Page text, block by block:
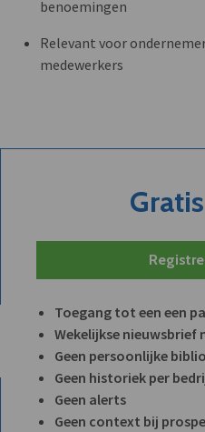
benoemingen
Relevant voor
medewerkers
Toegang tot een een
Wekelijkse nieuwsbrief
Geen persoonlijke
Geen historiek per
Geen alerts
Geen context bij